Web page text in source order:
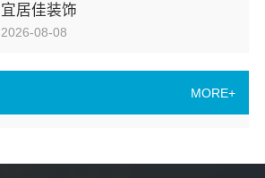
MORE+
宜居佳装饰
2026-08-08